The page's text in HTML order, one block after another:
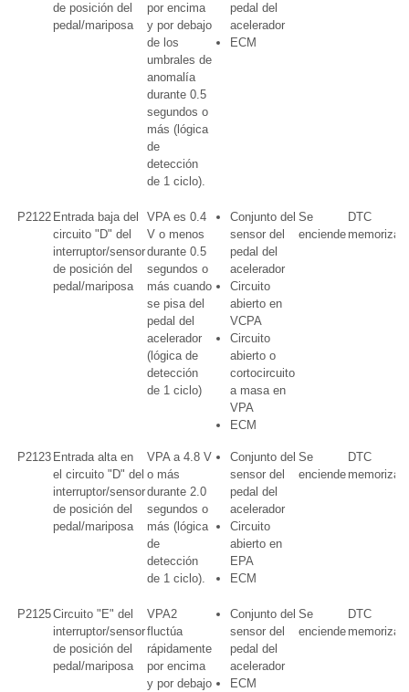
de posición del
pedal/mariposa
por encima
y por debajo
de los
umbrales de
anomalía
durante 0.5
segundos o
más (lógica
de
detección
de 1 ciclo).
pedal del
acelerador
ECM
P2122 Entrada baja del
circuito "D" del
interruptor/sensor
de posición del
pedal/mariposa
VPA es 0.4
V o menos
durante 0.5
segundos o
más cuando
se pisa del
pedal del
acelerador
(lógica de
detección
de 1 ciclo)
Conjunto del
sensor del
pedal del
acelerador
Circuito
abierto en
VCPA
Circuito
abierto o
cortocircuito
a masa en
VPA
ECM
Se
enciende
DTC
P2123 Entrada alta en
el circuito "D" del
interruptor/sensor
de posición del
pedal/mariposa
VPA a 4.8 V
o más
durante 2.0
segundos o
más (lógica
de
detección
de 1 ciclo).
Conjunto del
sensor del
pedal del
acelerador
Circuito
abierto en
EPA
ECM
Se
enciende
DTC
P2125Circuito "E" del
interruptor/sensor
de posición del
pedal/mariposa
VPA2
fluctúa
rápidamente
por encima
y por debajo
Conjunto del
sensor del
pedal del
acelerador
ECM
Se
enciende
DTC